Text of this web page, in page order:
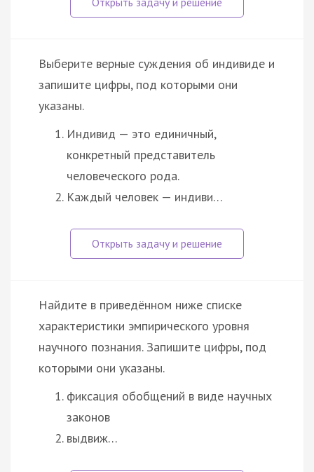
Выберите верные суждения об индивиде и
запишите цифры, под которыми они
указаны.
Индивид — это единичный,
конкретный представитель
человеческого рода.
Каждый человек — индиви…
Найдите в приведённом ниже списке
характеристики эмпирического уровня
научного познания. Запишите цифры, под
которыми они указаны.
фиксация обобщений в виде научных
законов
выдвиж…